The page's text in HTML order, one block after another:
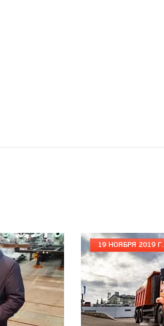
19 НОЯБРЯ 2019 Г.